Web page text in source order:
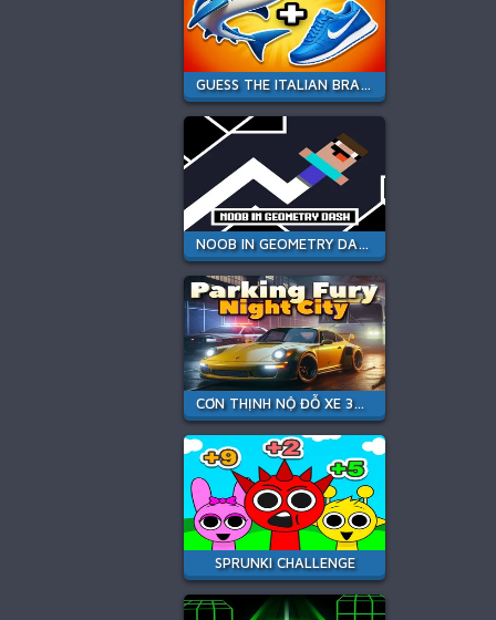
GUESS THE ITALIAN BRAINROT ANIMALS
NOOB IN GEOMETRY DASH
CƠN THỊNH NỘ ĐỖ XE 3D: THÀNH PHỐ ĐÊM
SPRUNKI CHALLENGE